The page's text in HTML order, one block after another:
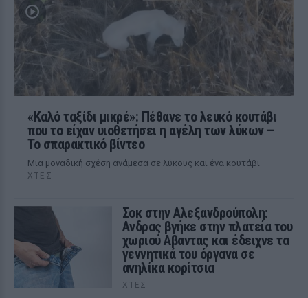
«Καλό ταξίδι μικρέ»: Πέθανε το λευκό κουτάβι
που το είχαν υιοθετήσει η αγέλη των λύκων –
Το σπαρακτικό βίντεο
Μια μοναδική σχέση ανάμεσα σε λύκους και ένα κουτάβι
ΧΤΕΣ
Σοκ στην Αλεξανδρούπολη:
Ανδρας βγήκε στην πλατεία του
χωριού Αβαντας και έδειχνε τα
γεννητικά του όργανα σε
ανηλίκα κορίτσια
ΧΤΕΣ